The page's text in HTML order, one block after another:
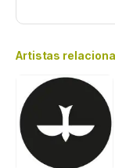
Artistas